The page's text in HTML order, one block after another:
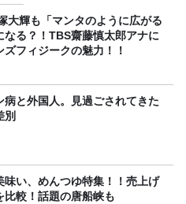
大輝も「マンタのように広がる
なる？！TBS齋藤慎太郎アナに
ズフィジークの魅力！！
病と外国人。見過ごされてきた
別
味い、めんつゆ特集！！売上げ
比較！話題の唐船峡も